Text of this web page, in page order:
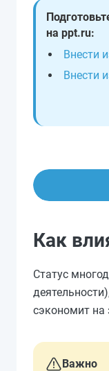
на ppt.ru:
Внести
Внести
Как
Статус
сэкономит на
Важно